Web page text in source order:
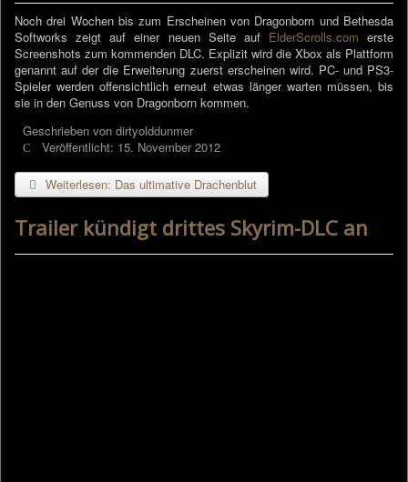
Noch drei Wochen bis zum Erscheinen von Dragonborn und Bethesda
Softworks zeigt auf einer neuen Seite auf ElderScrolls.com erste
Screenshots zum kommenden DLC. Explizit wird die Xbox als Plattform
genannt auf der die Erweiterung zuerst erscheinen wird. PC- und PS3-
Spieler werden offensichtlich erneut etwas länger warten müssen, bis
sie in den Genuss von Dragonborn kommen.
Geschrieben von dirtyolddunmer
Veröffentlicht: 15. November 2012
Weiterlesen: Das ultimative Drachenblut
Trailer kündigt drittes Skyrim-DLC an